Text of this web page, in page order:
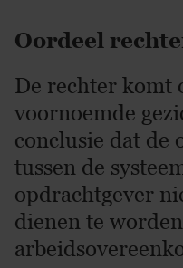
Oordeel
De rechter komt
voornoemde
conclusie dat de
tussen de
opdrachtgever
dienen te